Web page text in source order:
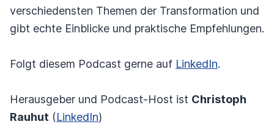
verschiedensten Themen der Transformation und
gibt echte Einblicke und praktische Empfehlungen.
Folgt diesem Podcast gerne auf LinkedIn.
Herausgeber und Podcast-Host ist Christoph
Rauhut (LinkedIn)